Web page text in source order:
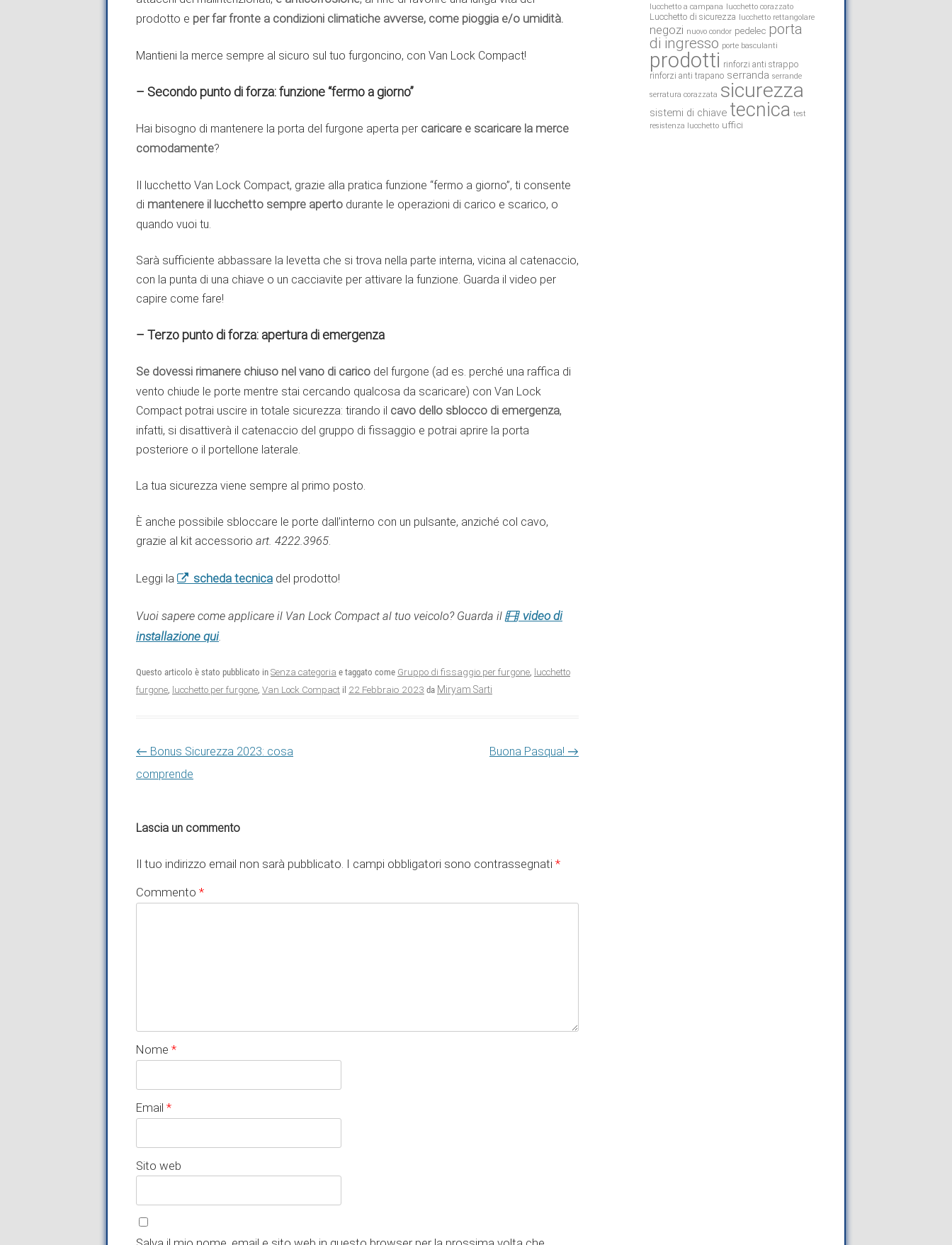
prodotto e per far fronte a condizioni climatiche avverse, come pioggia e/o umidità.
Mantieni la merce sempre al sicuro sul tuo furgoncino, con Van Lock Compact!
– Secondo punto di forza: funzione “fermo a giorno”
Hai bisogno di mantenere la porta del furgone aperta per caricare e scaricare la merce
comodamente?
Il lucchetto Van Lock Compact, grazie alla pratica funzione “fermo a giorno”, ti consente
di mantenere il lucchetto sempre aperto durante le operazioni di carico e scarico, o
quando vuoi tu.
Sarà sufficiente abbassare la levetta che si trova nella parte interna, vicina al catenaccio,
con la punta di una chiave o un cacciavite per attivare la funzione. Guarda il video per
capire come fare!
– Terzo punto di forza: apertura di emergenza
Se dovessi rimanere chiuso nel vano di carico del furgone (ad es. perché una raffica di
vento chiude le porte mentre stai cercando qualcosa da scaricare) con Van Lock
Compact potrai uscire in totale sicurezza: tirando il cavo dello sblocco di emergenza,
infatti, si disattiverà il catenaccio del gruppo di fissaggio e potrai aprire la porta
posteriore o il portellone laterale.
La tua sicurezza viene sempre al primo posto.
È anche possibile sbloccare le porte dall’interno con un pulsante, anziché col cavo,
grazie al kit accessorio art. 4222.3965.
Leggi la scheda tecnica del prodotto!
Vuoi sapere come applicare il Van Lock Compact al tuo veicolo? Guarda il
video di
installazione qui.
Questo articolo è stato pubblicato in Senza categoria e taggato come Gruppo di fissaggio per furgone, lucchetto
furgone, lucchetto per furgone, Van Lock Compact il 22 Febbraio 2023 da Miryam Sarti
Navigazione articolo
← Bonus Sicurezza 2023: cosa
comprende
Buona Pasqua! →
Lascia un commento
Il tuo indirizzo email non sarà pubblicato. I campi obbligatori sono contrassegnati *
Commento *
Nome *
Email *
Sito web
lucchetto a campana lucchetto corazzato
Lucchetto di sicurezza lucchetto rettangolare
negozi nuovo condor pedelec porta
di ingresso porte basculanti
prodotti rinforzi anti strappo
rinforzi anti trapano serranda serrande
serratura corazzata sicurezza
sistemi di chiave tecnica test
resistenza lucchetto uffici